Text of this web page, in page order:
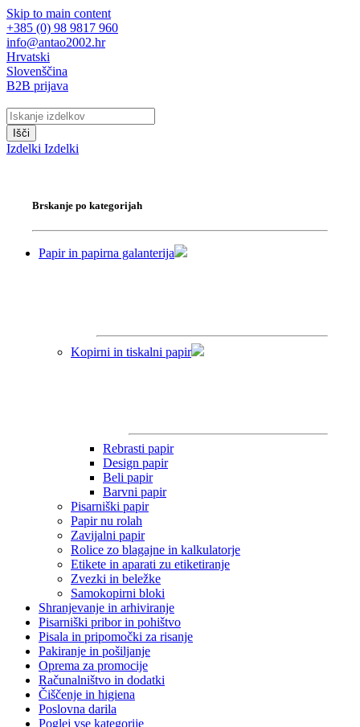
Skip to main content
+385 (0) 98 9817 960
info@antao2002.hr
Hrvatski
Slovenščina
B2B prijava
Išči
Izdelki Izdelki
Brskanje po kategorijah
Papir in papirna galanterija
Kopirni in tiskalni papir
Rebrasti papir
Design papir
Beli papir
Barvni papir
Pisarniški papir
Papir nu rolah
Zavijalni papir
Rolice zo blagajne in kalkulatorje
Etikete in aparati zu etiketiranje
Zvezki in beležke
Samokopirni bloki
Shranjevanje in arhiviranje
Pisarniški pribor in pohištvo
Pisala in pripomočki za risanje
Pakiranje in pošiljanje
Oprema za promocije
Računalništvo in dodatki
Čiščenje in higiena
Poslovna darila
Poglej vse kategorije